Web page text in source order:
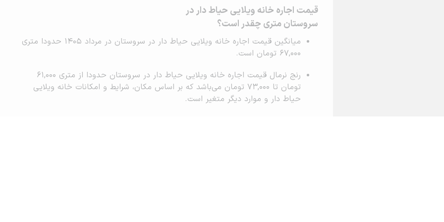
قیمت اجاره خانه ویلایی حیاط دار در
سروستان متری چقدر است؟
میانگین قیمت اجاره خانه ویلایی حیاط دار در سروستان در مرداد 1405 حدودا متری
67,000 تومان است.
رنج نرمال قیمت اجاره خانه ویلایی حیاط دار در سروستان حدودا از متری 61,000
تومان تا 73,000 تومان می‌باشد که بر اساس مکان، شرایط و امکانات خانه ویلایی
حیاط دار و موارد دیگر متغیر است.